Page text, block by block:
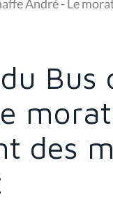
André - Le
Bus
des